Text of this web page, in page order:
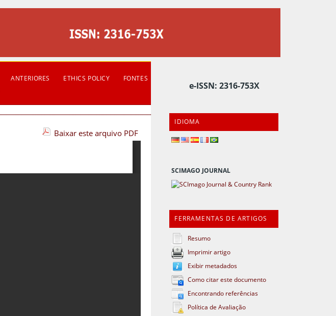
e-ISSN: 2316-753X
IDIOMA
SCIMAGO JOURNAL
FERRAMENTAS DE ARTIGOS
Resumo
Imprimir artigo
Exibir metadados
Como citar este documento
Encontrando referências
Política de Avaliação
ANTERIORES ETHICS POLICY
FONTES
Baixar este arquivo PDF